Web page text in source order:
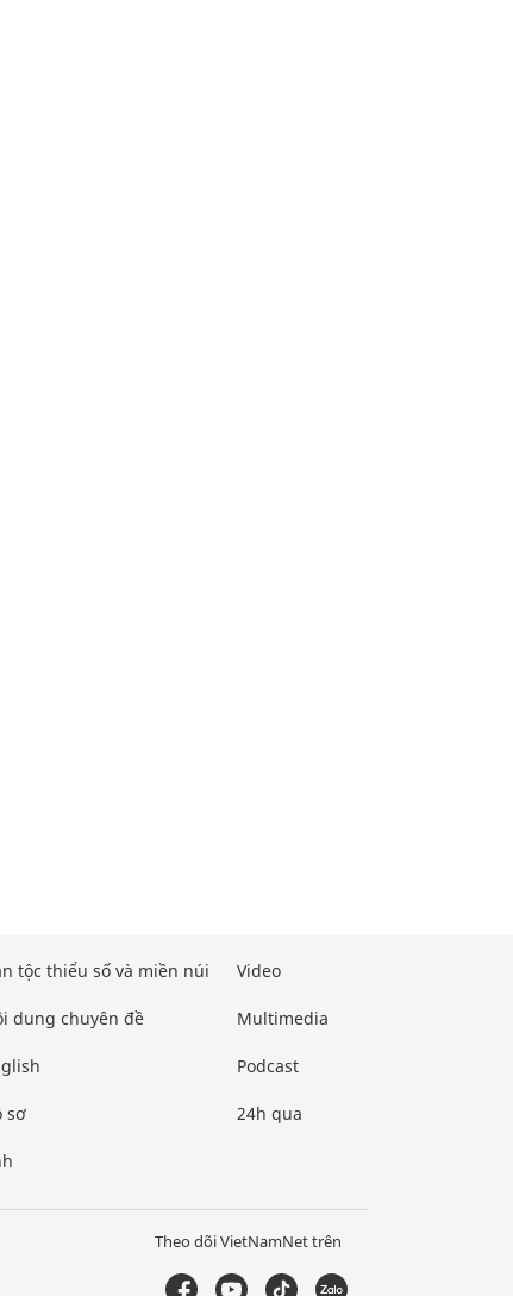
tộc thiểu số và miền núi
dung chuyên đề
sơ
Video
Multimedia
Podcast
24h qua
Theo dõi VietNamNet trên